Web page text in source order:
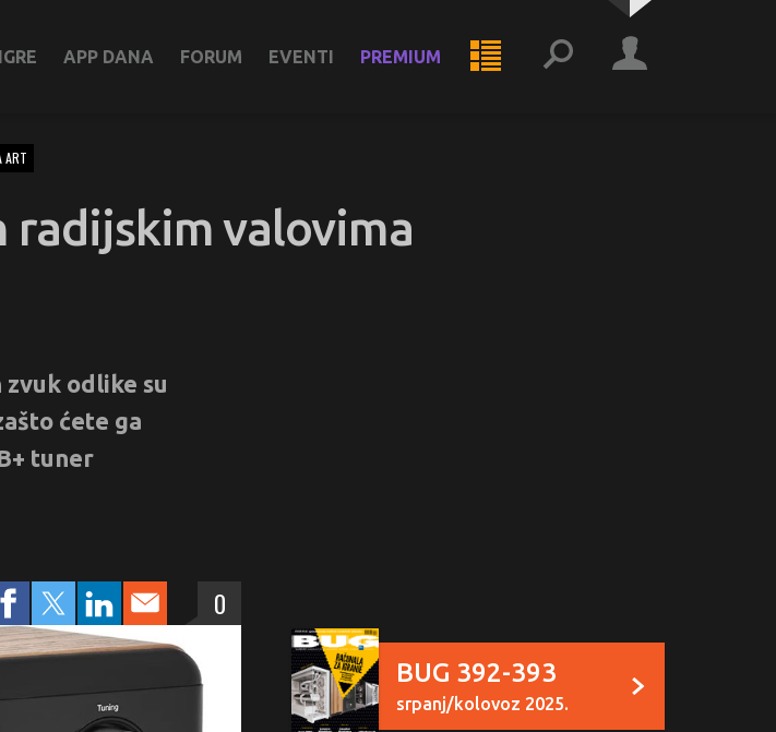
IGRE APP DANA FORUM EVENTI PREMIUM
ART
radijskim valovima
odlike su
ćete ga
tuner
0
BUG 392-393
srpanj/kolovoz 2025.